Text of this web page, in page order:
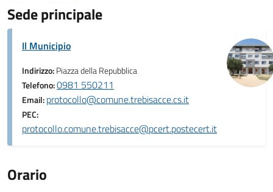
Sede principale
Il Municipio
Indirizzo:Piazza della Repubblica
Telefono:0981 550211
Email:protocollo@comune.trebisacce.cs.it
PEC:
protocollo.comune.trebisacce@pcert.postecert.it
Orario